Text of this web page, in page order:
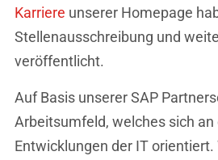
Karriere unserer Homepage
Stellenausschreibung und
veröffentlicht.
Auf Basis unserer SAP
Arbeitsumfeld, welches sich an
Entwicklungen der IT orientiert.